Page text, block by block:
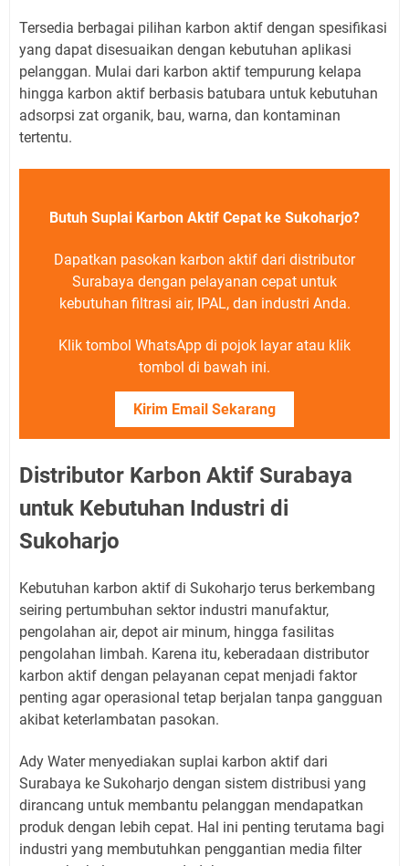
Tersedia berbagai pilihan karbon aktif dengan spesifikasi
yang dapat disesuaikan dengan kebutuhan aplikasi
pelanggan. Mulai dari karbon aktif tempurung kelapa
hingga karbon aktif berbasis batubara untuk kebutuhan
adsorpsi zat organik, bau, warna, dan kontaminan
tertentu.
Butuh Suplai Karbon Aktif Cepat ke Sukoharjo?
Dapatkan pasokan karbon aktif dari distributor
Surabaya dengan pelayanan cepat untuk
kebutuhan filtrasi air, IPAL, dan industri Anda.
Klik tombol WhatsApp di pojok layar atau klik
tombol di bawah ini.
Kirim Email Sekarang
Distributor Karbon Aktif Surabaya
untuk Kebutuhan Industri di
Sukoharjo
Kebutuhan karbon aktif di Sukoharjo terus berkembang
seiring pertumbuhan sektor industri manufaktur,
pengolahan air, depot air minum, hingga fasilitas
pengolahan limbah. Karena itu, keberadaan distributor
karbon aktif dengan pelayanan cepat menjadi faktor
penting agar operasional tetap berjalan tanpa gangguan
akibat keterlambatan pasokan.
Ady Water menyediakan suplai karbon aktif dari
Surabaya ke Sukoharjo dengan sistem distribusi yang
dirancang untuk membantu pelanggan mendapatkan
produk dengan lebih cepat. Hal ini penting terutama bagi
industri yang membutuhkan penggantian media filter